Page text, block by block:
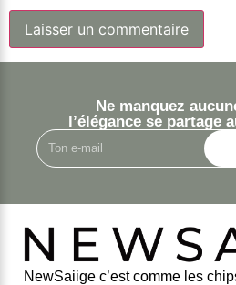
Ne manquez
l’élégance se partage
NewSaiige c’est comme les